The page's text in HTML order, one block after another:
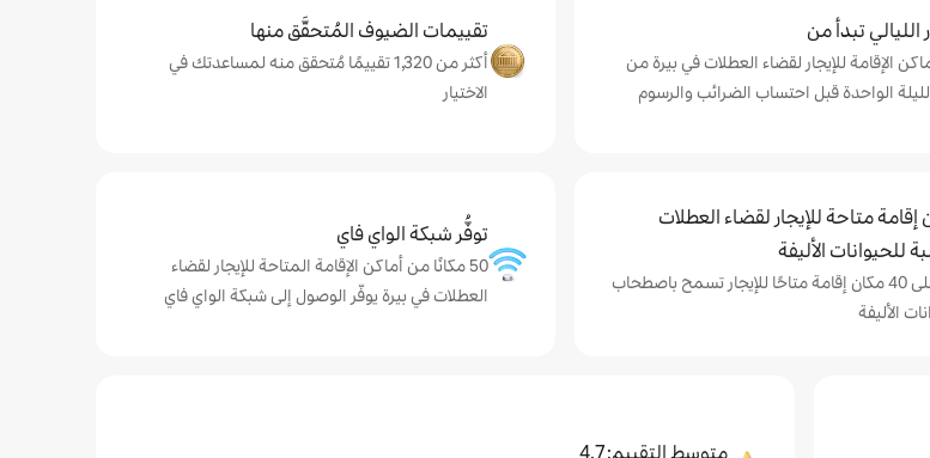
الليالي تبدأ من
الإقامة للإيجار لقضاء العطلات في بيرة من
تقييمات الضيوف المُتحقَّق منها
أكثر من 1,320 تقييمًا مُتحقق منه لمساعدتك في
الاختيار
إقامة متاحة للإيجار لقضاء العطلات
للحيوانات الأليفة
اعثر على 40 مكان إقامة متاحًا للإيجار تسمح باصطحاب
الأليفة
توفُّر شبكة الواي فاي
50 مكانًا من أماكن الإقامة المتاحة للإيجار لقضاء
العطلات في بيرة يوفّر الوصول إلى شبكة الواي فاي
متوسط التقييم: 4.7